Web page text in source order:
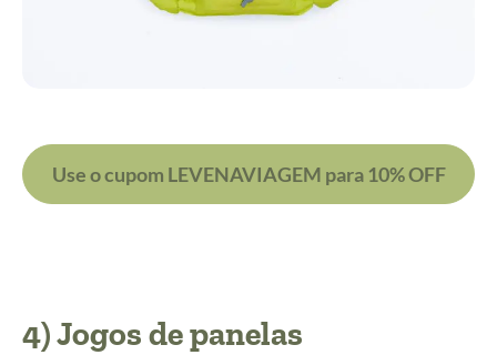
Use o cupom LEVENAVIAGEM para 10% OFF
4) Jogos de panelas